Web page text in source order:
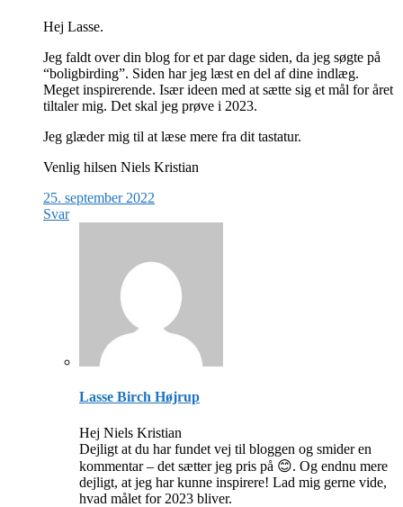
Hej Lasse.
Jeg faldt over din blog for et par dage siden, da jeg søgte på
“boligbirding”. Siden har jeg læst en del af dine indlæg.
Meget inspirerende. Især ideen med at sætte sig et mål for året
tiltaler mig. Det skal jeg prøve i 2023.
Jeg glæder mig til at læse mere fra dit tastatur.
Venlig hilsen Niels Kristian
25. september 2022
Svar
Lasse Birch Højrup
Hej Niels Kristian
Dejligt at du har fundet vej til bloggen og smider en
kommentar – det sætter jeg pris på 😊. Og endnu mere
dejligt, at jeg har kunne inspirere! Lad mig gerne vide,
hvad målet for 2023 bliver.